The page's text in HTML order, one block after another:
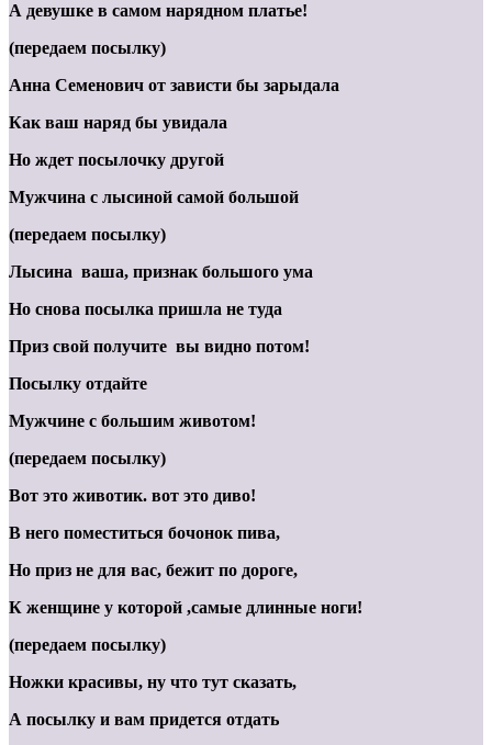
А девушке в самом нарядном платье!
(передаем посылку)
Анна Семенович от зависти бы зарыдала
Как ваш наряд бы увидала
Но ждет посылочку другой
Мужчина с лысиной самой большой
(передаем посылку)
Лысина ваша, признак большого ума
Но снова посылка пришла не туда
Приз свой получите вы видно потом!
Посылку отдайте
Мужчине с большим животом!
(передаем посылку)
Вот это животик. вот это диво!
В него поместиться бочонок пива,
Но приз не для вас, бежит по дороге,
К женщине у которой ,самые длинные ноги!
(передаем посылку)
Ножки красивы, ну что тут сказать,
А посылку и вам придется отдать